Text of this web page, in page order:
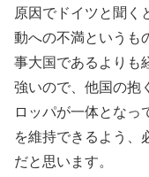
原因でドイツと聞く
動への不満というも
事大国であるよりも
強いので、他国の抱
ロッパが一体となっ
を維持できるよう、
だと思います。